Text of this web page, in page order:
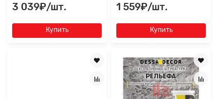
3 039₽/шт.
Купить
1 559₽/шт.
Купить